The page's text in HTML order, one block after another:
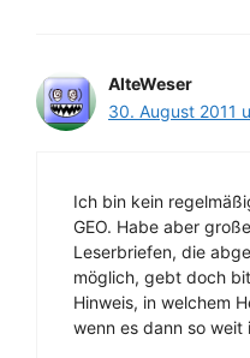
AlteWeser
30. August 2011
Ich bin kein
GEO. Habe aber
Leserbriefen, die
möglich, gebt doch
Hinweis, in welchem
wenn es dann so weit